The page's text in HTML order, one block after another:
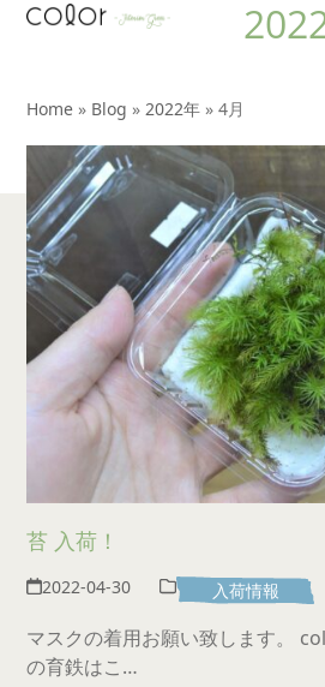
SkipOpen
menu
Close
menu
Home » Blog »2022年 »4月
苔 入荷！
2022-04-30 入荷情報
マスクの着用お願い致します。
の育鉄はこ…